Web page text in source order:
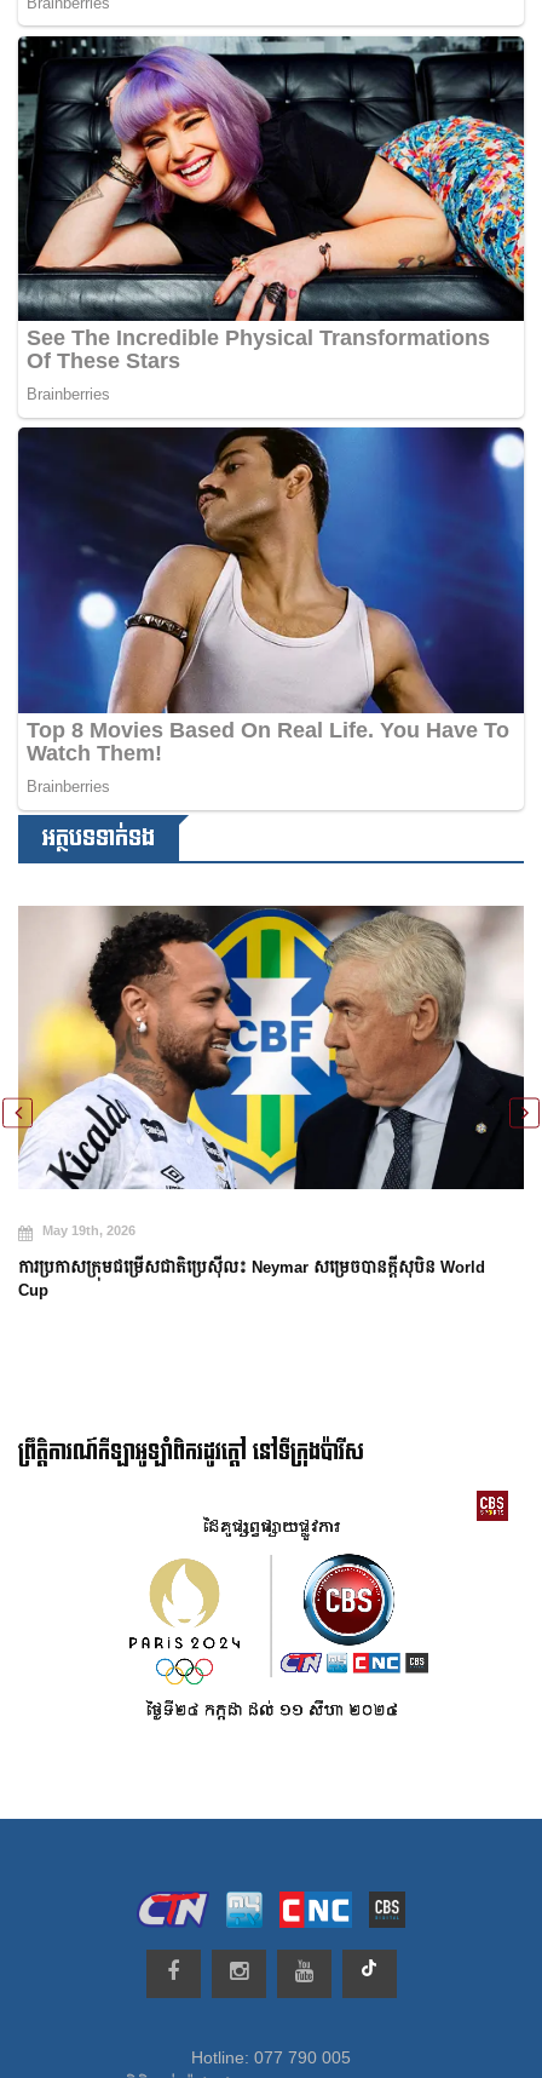
អត្ថបទទាក់ទង
May 19th, 2026
ការប្រកាសក្រុមជម្រើសជាតិប្រេស៊ីល៖ Neymar សម្រេចបានក្តីសុបិន World
Cup
ព្រឹត្តិការណ៍កីឡាអូឡាំពិករដូវក្ដៅ នៅទីក្រុងប៉ារីស
Hotline: 077 790 005